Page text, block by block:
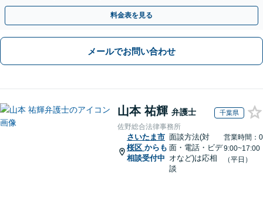
つつ、双方が納得できる着地点を探ります。
料金表を見る
メールでお問い合わせ
山本 祐輝 弁護士 千葉県
佐野総合法律事務所
さいたま市
桜区 からも
相談受付中
面談方法(対
面・電話・ビデ
オなど)は応相
談
営業時間：0
9:00~17:00
（平日）